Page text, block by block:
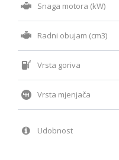
Snaga motora (kW)
Radni obujam (cm3)
Vrsta goriva
Vrsta mjenjača
Udobnost